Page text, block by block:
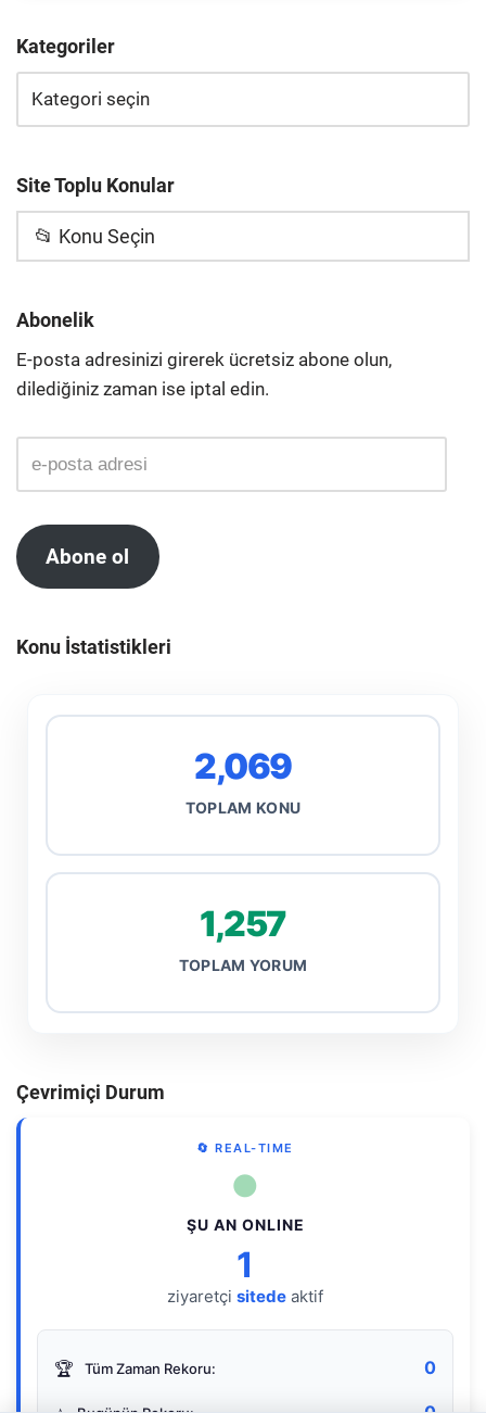
Kategoriler
Site Toplu Konular
📂 Konu Seçin
Abonelik
E-posta adresinizi girerek ücretsiz abone olun,
dilediğiniz zaman ise iptal edin.
Abone ol
Konu İstatistikleri
2,069
TOPLAM KONU
1,257
TOPLAM YORUM
Çevrimiçi Durum
🔄 REAL-TIME
●
ŞU AN ONLINE
1
ziyaretçi sitede aktif
🏆 Tüm Zaman Rekoru: 0